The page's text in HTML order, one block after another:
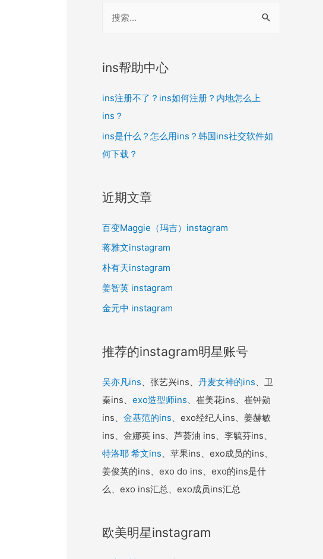
ins帮助中心
ins注册不了？ins如何注册？内地怎么上
ins？
ins是什么？怎么用ins？韩国ins社交软件如
何下载？
近期文章
百变Maggie（玛吉）instagram
蒋雅文instagram
朴有天instagram
姜智英 instagram
金元中 instagram
推荐的instagram明星账号
吴亦凡ins 、张艺兴ins、 丹麦女神的ins 、卫
秦ins、 exo造型师ins 、崔美花ins、崔钟勋
ins、 金基范的ins 、exo经纪人ins、姜赫敏
ins、金娜英 ins、芦荟油 ins、李毓芬ins、
特洛耶 希文ins 、苹果ins、exo成员的ins、
姜俊英的ins、exo do ins、exo的ins是什
么、exo ins汇总、exo成员ins汇总
欧美明星instagram